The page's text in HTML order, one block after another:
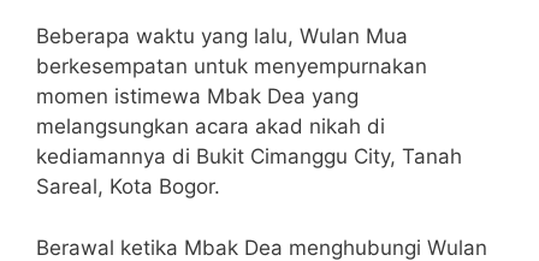
Beberapa waktu yang lalu, Wulan Mua
berkesempatan untuk menyempurnakan
momen istimewa Mbak Dea yang
melangsungkan acara akad nikah di
kediamannya di Bukit Cimanggu City, Tanah
Sareal, Kota Bogor.
Berawal ketika Mbak Dea menghubungi Wulan